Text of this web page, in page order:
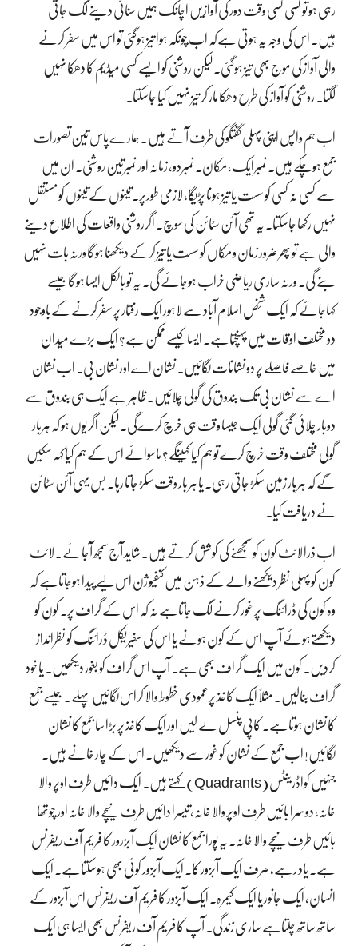
رہی ہو تو کسی کسی وقت دور کی آوازیں اچانک ہمیں سنائی دینے لگ جاتی
ہیں۔ اس کی وجہ یہ ہوتی ہےکہ اب چونکہ ہوا تیز ہوگئی تو اس میں سفر کرنے
والی آواز کی موج بھی تیز ہوگئی۔ لیکن روشنی کو ایسے کسی میڈیم کا دھکا نہیں
لگتا۔ روشنی کو آواز کی طرح دھکا مار کر تیز نہیں کیا جاسکتا۔
اب ہم واپس اپنی پہلی گفتگو کی طرف آتے ہیں۔ ہمارے پاس تین تصورات
جمع ہوچکے ہیں۔ نمبرایک، مکان۔ نمبردو، زمانہ اور نمبرتین روشنی۔ ان میں
سے کسی نہ کسی کو سست یا تیز ہونا پڑیگا، لازمی طورپر۔ تینوں کے تینوں کو مستقل
نہیں رکھا جاسکتا۔ یہ تھی آئن سٹائن کی سوچ۔ اگرروشنی واقعات کی اطلاع دینے
والی ہے تو پھر ضرور زمان و مکاں کو سست یا تیز کرکے دیکھنا ہوگا ورنہ بات نہیں
بنے گی۔ ورنہ ساری ریاضی خراب ہوجائے گی۔ یہ تو بالکل ایسا ہوگا جیسے
کہاجائے کہ ایک شخص اسلام آباد سے لاہور ایک رفتار پر سفر کرنے کےباوجود
دو مختلف اوقات میں پہنچتاہے۔ ایسا کیسے ممکن ہے؟ ایک بڑے میدان
میں خاصے فاصلے پر دو نشانات لگائیں۔ نشان اے اور نشان بی۔ اب نشان
اے سے نشان بی تک بندوق کی گولی چلائیں۔ ظاہر ہے ایک ہی بندوق سے
دوبار چلائی گئی گولی ایک جیسا وقت ہی خرچ کرےگی۔ لیکن اگر یوں ہو کہ ہربار
گولی مختلف وقت خرچ کرے تو ہم کیا کہینگے؟ ماسوائے اس کے ہم کیا کہہ سکیں
گے کہ ہربار زمین سکڑ جاتی رہی۔ یا ہر بار وقت سکڑ جاتا رہا۔ بس یہی آئن سٹائن
نے دریافت کیا۔
اب ذرا لائٹ کون کو سمجھنے کی کوشش کرتے ہیں۔ شاید آج سمجھ آجائے۔ لائٹ
کون کو پہلی نظر دیکھنے والے کے ذہن میں کنفیوژن اس لیے پیدا ہوجاتاہے کہ
وہ کون کی ڈرائنگ پر غور کرنے لگ جاتاہے نہ کہ اس کے گراف پر۔ کون کو
دیکھتےہوئے آپ اس کے کون ہونے یا اس کی سفیریکل ڈرائنگ کو نظرانداز
کردیں۔ کون میں ایک گراف بھی ہے۔ آپ اس گراف کو بغور دیکھیں۔ یا خود
گراف بنالیں۔ مثلاً ایک کاغذ پرعمودی خطوط والا کراس لگائیں پہلے۔ جیسے جمع
کا نشان ہوتاہے۔ کاپی پنسل لے لیں اور ایک کاغذ پر بڑا سا جمع کا نشان
لگائیں! اب جمع کے نشان کو غور سے دیکھیں۔ اس کے چار خانے ہیں۔
جنہیں کواڈرینٹس (Quadrants) کہتے ہیں۔ ایک دائیں طرف اوپر والا
خانہ، دوسرا بائیں طرف اوپر والا خانہ، تیسرا دائیں طرف نیچے والا خانہ اور چوتھا
بائیں طرف نیچے والا خانہ۔ یہ پورا جمع کا نشان ایک آبزرور کا فریم آف ریفرنس
ہے۔ یاد رہے، صرف ایک آبزور کا۔ ایک آبزور کوئی بھی ہوسکتاہے۔ ایک
انسان، ایک جانور یا ایک کیمرہ۔ ایک آبزور کا فریم آف ریفرنس اس آبزور کے
ساتھ ساتھ چلتاہے ساری زندگی۔ آپ کا فریم آف ریفرنس بھی ایسا ہی ایک